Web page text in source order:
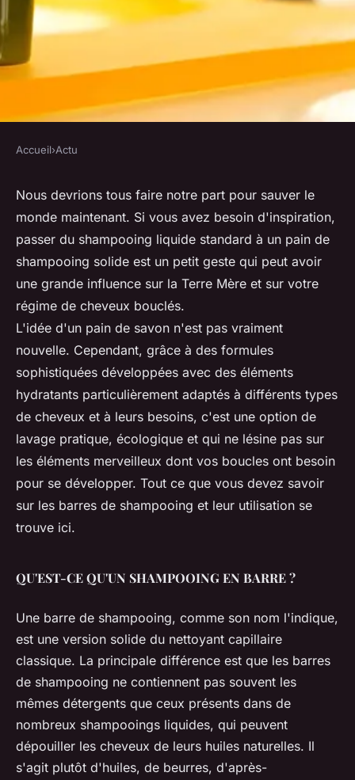
6 raisons de passer à un
shampooing en barre
•14 octobre 2021•6 min de lecture
Accueil›Actu
Nous devrions tous faire notre part pour sauver le
monde maintenant. Si vous avez besoin d'inspiration,
passer du shampooing liquide standard à un pain de
shampooing solide est un petit geste qui peut avoir
une grande influence sur la Terre Mère et sur votre
régime de cheveux bouclés.
L'idée d'un pain de savon n'est pas vraiment
nouvelle. Cependant, grâce à des formules
sophistiquées développées avec des éléments
hydratants particulièrement adaptés à différents types
de cheveux et à leurs besoins, c'est une option de
lavage pratique, écologique et qui ne lésine pas sur
les éléments merveilleux dont vos boucles ont besoin
pour se développer. Tout ce que vous devez savoir
sur les barres de shampooing et leur utilisation se
trouve ici.
QU'EST-CE QU'UN SHAMPOOING EN BARRE ?
Une barre de shampooing, comme son nom l'indique,
est une version solide du nettoyant capillaire
classique. La principale différence est que les barres
de shampooing ne contiennent pas souvent les
mêmes détergents que ceux présents dans de
nombreux shampooings liquides, qui peuvent
dépouiller les cheveux de leurs huiles naturelles. Il
s'agit plutôt d'huiles, de beurres, d'après-